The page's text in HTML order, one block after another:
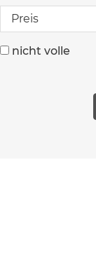
Preis
nicht volle